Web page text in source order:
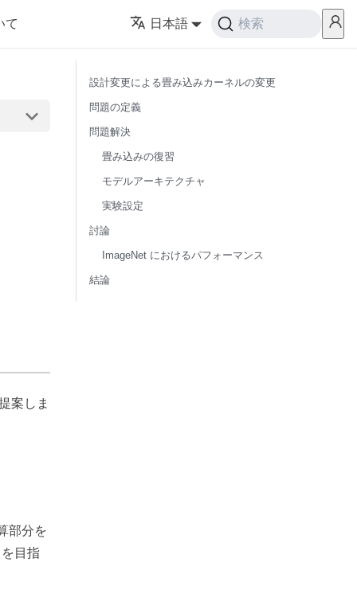
て 日本語 検索
案しま
部分を
目指
設計変更による畳み込みカーネルの変更
問題の定義
問題解決
畳み込みの復習
モデルアーキテクチャ
実験設定
討論
ImageNet におけるパフォーマンス
結論